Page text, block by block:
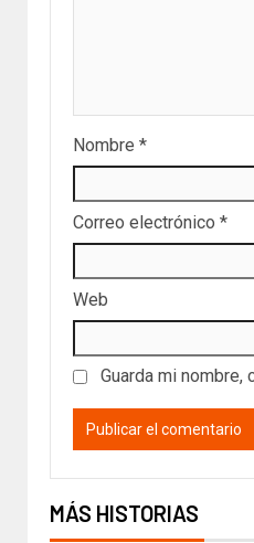
Nombre *
Correo electrónico *
Web
Guarda mi
MÁS HISTORIAS